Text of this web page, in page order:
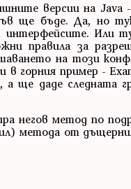
версии на Java
ще бъде. Да, но
интерфейсите. Или
правила за
на този
горния пример -
ще даде следната
негов метод по
метода от